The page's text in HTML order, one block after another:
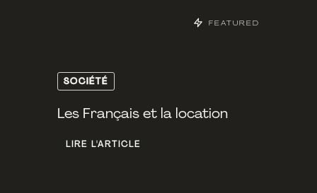
SOCIÉTÉ
Les Français et la location
LIRE L'ARTICLE
FEATURED